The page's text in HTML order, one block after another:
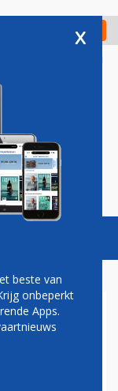
Check in
Vacatures
x
beste van
onbeperkt
Apps.